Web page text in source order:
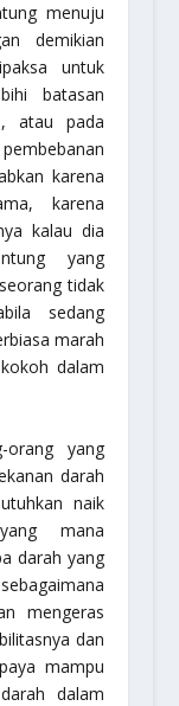
menuju
demikian
untuk
batasan
atau pada
karena
karena
kalau dia
yang
tidak
sedang
marah
dalam
yang
darah
naik
mana
darah yang
mengeras
dan
mampu
dalam